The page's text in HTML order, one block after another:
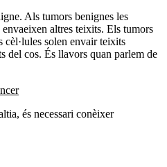
Als tumors benignes les
altres teixits. Els tumors
solen envair teixits
del cos. És llavors quan parlem de
és necessari conèixer